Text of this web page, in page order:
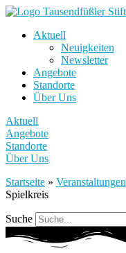
Aktuell
Neuigkeiten
Newsletter
Angebote
Standorte
Über Uns
Aktuell
Angebote
Standorte
Über Uns
Startseite » Veranstaltungen
Spielkreis
Suche